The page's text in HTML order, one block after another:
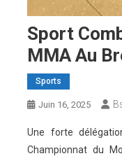
Sport
MMA Au
Sports
Juin 16, 2025
Une forte
Championnat du